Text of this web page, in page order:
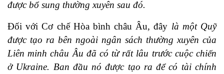
được bổ sung thường xuyên sau đó.
Đối với Cơ chế Hòa bình châu Âu, đây là một Quỹ
được tạo ra bên ngoài ngân sách thường xuyên của
Liên minh châu Âu đã có từ rất lâu trước cuộc chiến
ở Ukraine. Ban đầu nó được tạo ra để có tài chính